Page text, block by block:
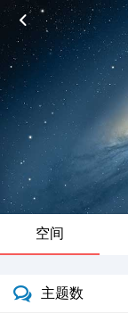
空间
主题数